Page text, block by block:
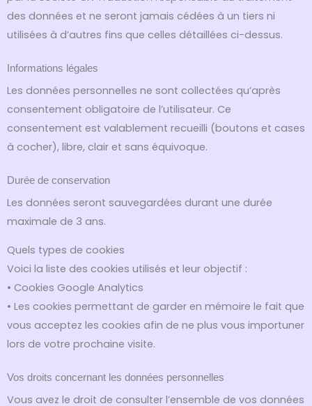
des données et ne seront jamais cédées à un tiers ni
utilisées à d’autres fins que celles détaillées ci-dessus.
Informations légales
Les données personnelles ne sont collectées qu’après
consentement obligatoire de l’utilisateur. Ce
consentement est valablement recueilli (boutons et cases
à cocher), libre, clair et sans équivoque.
Durée de conservation
Les données seront sauvegardées durant une durée
maximale de 3 ans.
Quels types de cookies
Voici la liste des cookies utilisés et leur objectif :
• Cookies Google Analytics
• Les cookies permettant de garder en mémoire le fait que
vous acceptez les cookies afin de ne plus vous importuner
lors de votre prochaine visite.
Vos droits concernant les données personnelles
Vous avez le droit de consulter l’ensemble de vos données